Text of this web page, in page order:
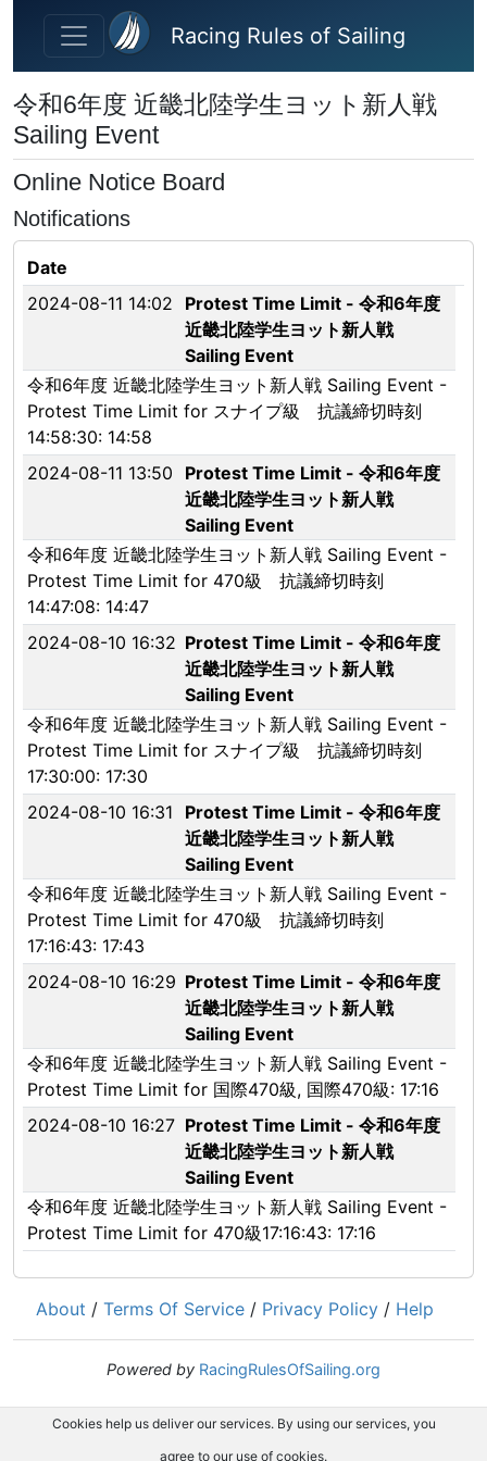
Skip to main content
Racing Rules of Sailing
令和6年度 近畿北陸学生ヨット新人戦
Sailing Event
Online Notice Board
Notifications
Date
2024-08-11 14:02
Protest Time Limit - 令和6年度
近畿北陸学生ヨット新人戦
Sailing Event
令和6年度 近畿北陸学生ヨット新人戦 Sailing Event -
Protest Time Limit for スナイプ級 抗議締切時刻
14:58:30: 14:58
2024-08-11 13:50
Protest Time Limit - 令和6年度
近畿北陸学生ヨット新人戦
Sailing Event
令和6年度 近畿北陸学生ヨット新人戦 Sailing Event -
Protest Time Limit for 470級 抗議締切時刻
14:47:08: 14:47
2024-08-10 16:32 Protest Time Limit - 令和6年度
近畿北陸学生ヨット新人戦
Sailing Event
令和6年度 近畿北陸学生ヨット新人戦 Sailing Event -
Protest Time Limit for スナイプ級 抗議締切時刻
17:30:00: 17:30
2024-08-10 16:31
Protest Time Limit - 令和6年度
近畿北陸学生ヨット新人戦
Sailing Event
令和6年度 近畿北陸学生ヨット新人戦 Sailing Event -
Protest Time Limit for 470級 抗議締切時刻
17:16:43: 17:43
2024-08-10 16:29 Protest Time Limit - 令和6年度
近畿北陸学生ヨット新人戦
Sailing Event
令和6年度 近畿北陸学生ヨット新人戦 Sailing Event -
Protest Time Limit for 国際470級, 国際470級: 17:16
2024-08-10 16:27 Protest Time Limit - 令和6年度
近畿北陸学生ヨット新人戦
Sailing Event
令和6年度 近畿北陸学生ヨット新人戦 Sailing Event -
Protest Time Limit for 470級17:16:43: 17:16
About / Terms Of Service / Privacy Policy / Help
Powered by RacingRulesOfSailing.org
Cookies help us deliver our services. By using our services, you
agree to our use of cookies.